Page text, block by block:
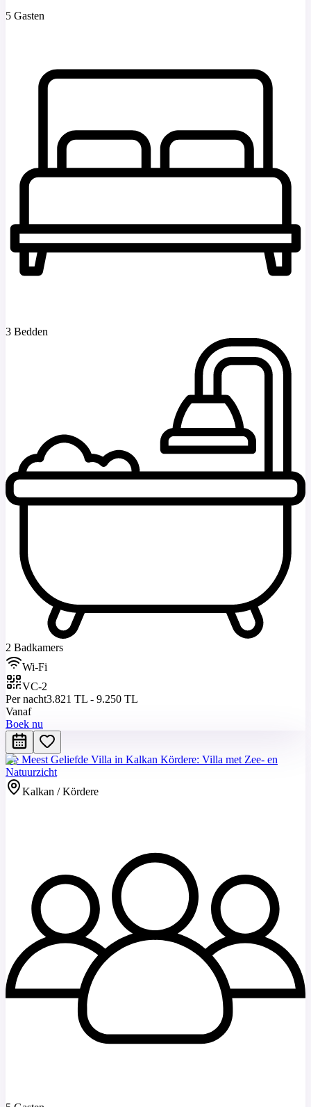
5 Gasten
3 Bedden
2 Badkamers
Wi-Fi
VC-2
Per nacht3.821 TL - 9.250 TL
Vanaf
Boek nu
De Meest Geliefde Villa in Kalkan Kördere: Villa met Zee- en
Natuurzicht
Kalkan / Kördere